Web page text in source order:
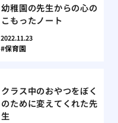
幼稚園の先生からの心の
こもったノート
2022.11.23
保育園
クラス中のおやつをぼく
のために変えてくれた先
生